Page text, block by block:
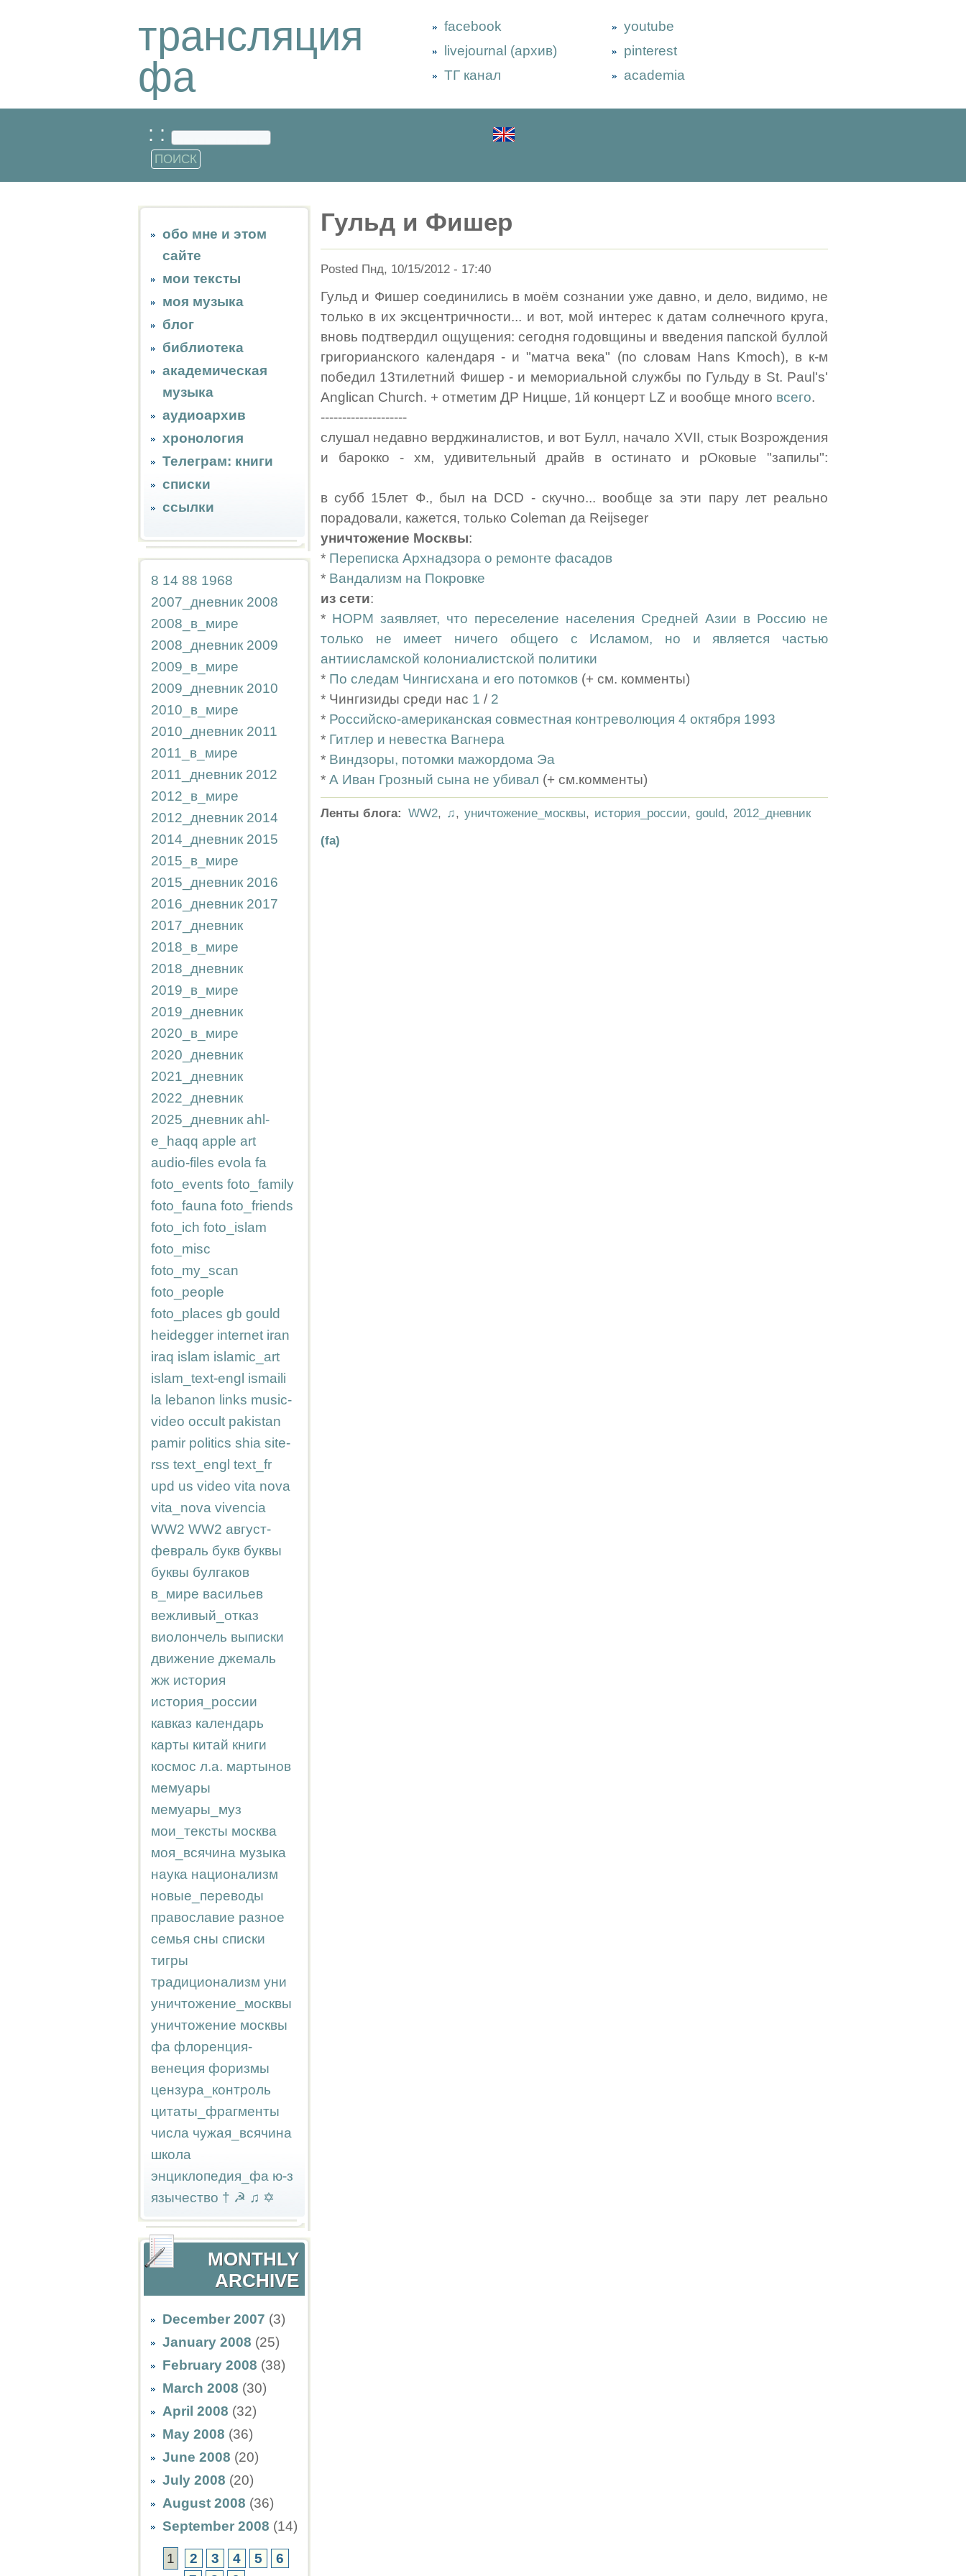
трансляция
фа
facebook
livejournal (архив)
ТГ канал
youtube
pinterest
academia
: :
обо мне и этом
сайте
мои тексты
моя музыка
блог
библиотека
академическая
музыка
аудиоархив
хронология
Телеграм: книги
списки
ссылки
8 14 88 1968
2007_дневник 2008
2008_в_мире
2008_дневник 2009
2009_в_мире
2009_дневник 2010
2010_в_мире
2010_дневник 2011
2011_в_мире
2011_дневник 2012
2012_в_мире
2012_дневник 2014
2014_дневник 2015
2015_в_мире
2015_дневник 2016
2016_дневник 2017
2017_дневник
2018_в_мире
2018_дневник
2019_в_мире
2019_дневник
2020_в_мире
2020_дневник
2021_дневник
2022_дневник
2025_дневник ahl-
e_haqq apple art
audio-files evola fa
foto_events foto_family
foto_fauna foto_friends
foto_ich foto_islam
foto_misc
foto_my_scan
foto_people
foto_places gb gould
heidegger internet iran
iraq islam islamic_art
islam_text-engl ismaili
la lebanon links music-
video occult pakistan
pamir politics shia site-
rss text_engl text_fr
upd us video vita nova
vita_nova vivencia
WW2 WW2 август-
февраль букв буквы
буквы булгаков
в_мире васильев
вежливый_отказ
виолончель выписки
движение джемаль
жж история
история_россии
кавказ календарь
карты китай книги
космос л.а. мартынов
мемуары
мемуары_муз
мои_тексты москва
моя_всячина музыка
наука национализм
новые_переводы
православие разное
семья сны списки
тигры
традиционализм уни
уничтожение_москвы
уничтожение москвы
фа флоренция-
венеция форизмы
цензура_контроль
цитаты_фрагменты
числа чужая_всячина
школа
энциклопедия_фа ю-з
язычество † ☭ ♫ ✡
MONTHLY
ARCHIVE
December 2007 (3)
January 2008 (25)
February 2008 (38)
March 2008 (30)
April 2008 (32)
May 2008 (36)
June 2008 (20)
July 2008 (20)
August 2008 (36)
September 2008 (14)
1 2 3 4 5
6
Гульд и Фишер
Posted Пнд, 10/15/2012 - 17:40
Гульд и Фишер соединились в моём сознании уже давно, и дело, видимо, не
только в их эксцентричности... и вот, мой интерес к датам солнечного круга,
вновь подтвердил ощущения: сегодня годовщины и введения папской буллой
григорианского календаря - и "матча века" (по словам Hans Kmoch), в к-м
победил 13тилетний Фишер - и мемориальной службы по Гульду в St. Paul's'
Anglican Church. + отметим ДР Ницше, 1й концерт LZ и вообще много всего.
--------------------
слушал недавно верджиналистов, и вот Булл, начало XVII, стык Возрождения
и барокко - хм, удивительный драйв в остинато и рОковые "запилы":
в субб 15лет Ф., был на DCD - скучно... вообще за эти пару лет реально
порадовали, кажется, только Coleman да Reijseger
уничтожение Москвы:
* Переписка Архнадзора о ремонте фасадов
* Вандализм на Покровке
из сети:
* НОРМ заявляет, что переселение населения Средней Азии в Россию не
только не имеет ничего общего с Исламом, но и является частью
антиисламской колониалистской политики
* По следам Чингисхана и его потомков (+ см. комменты)
* Чингизиды среди нас 1 / 2
* Российско-американская совместная контреволюция 4 октября 1993
* Гитлер и невестка Вагнера
* Виндзоры, потомки мажордома Эа
* А Иван Грозный сына не убивал (+ см.комменты)
Ленты блога: WW2, ♫, уничтожение_москвы, история_россии, gould, 2012_дневник
(fa)